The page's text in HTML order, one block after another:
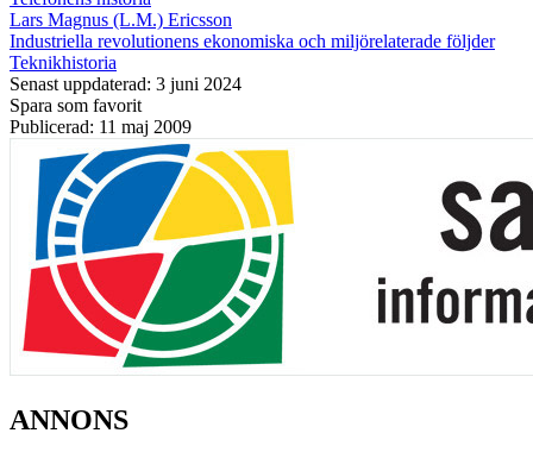
Lars Magnus (L.M.) Ericsson
Industriella revolutionens ekonomiska och miljörelaterade följder
Teknikhistoria
Senast uppdaterad: 3 juni 2024
Spara som favorit
Publicerad: 11 maj 2009
ANNONS